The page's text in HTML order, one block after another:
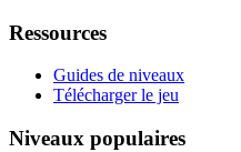
Ressources
Guides de niveaux
Télécharger le jeu
Niveaux populaires